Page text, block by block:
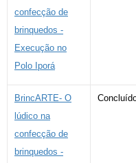
confecção de
brinquedos -
Execução no
Polo Iporá
BrincARTE- O
lúdico na
confecção de
brinquedos -